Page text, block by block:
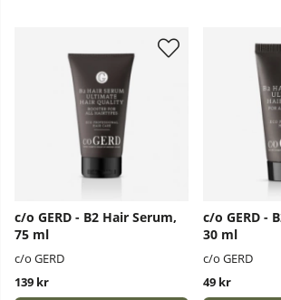
c/o GERD - B2 Hair Serum,
75 ml
c/o GERD
139 kr
c/o GERD -
30 ml
c/o GERD
49 kr